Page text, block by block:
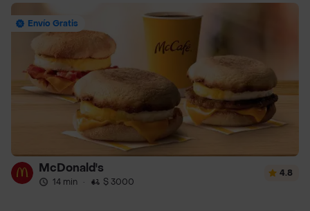
Envío Gratis
McDonald's
14 min · $ 3000
4.8